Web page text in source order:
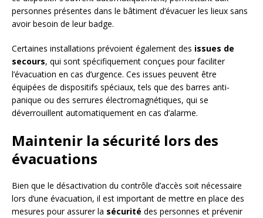
personnes présentes dans le bâtiment d’évacuer les lieux sans
avoir besoin de leur badge.
Certaines installations prévoient également des issues de
secours, qui sont spécifiquement conçues pour faciliter
l’évacuation en cas d’urgence. Ces issues peuvent être
équipées de dispositifs spéciaux, tels que des barres anti-
panique ou des serrures électromagnétiques, qui se
déverrouillent automatiquement en cas d’alarme.
Maintenir la sécurité lors des
évacuations
Bien que le désactivation du contrôle d’accès soit nécessaire
lors d’une évacuation, il est important de mettre en place des
mesures pour assurer la sécurité des personnes et prévenir